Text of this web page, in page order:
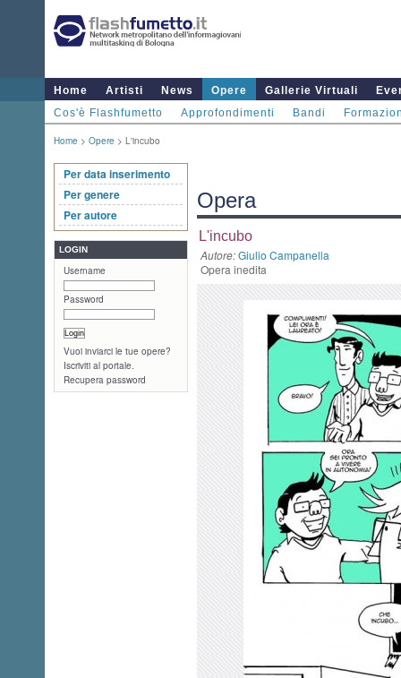
Home Artisti News Opere Gallerie Virtuali
Cos'è Flashfumetto
Approfondimenti Bandi
Home > Opere > L'incubo
Per data inserimento
Per genere
Per autore
LOGIN
Username
Password
Vuoi inviarci le tue opere?
Iscriviti al portale.
Recupera password
Opera
L'incubo
Autore:Giulio Campanella
Opera inedita